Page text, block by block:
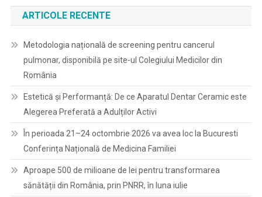
ARTICOLE RECENTE
Metodologia națională de screening pentru cancerul
pulmonar, disponibilă pe site-ul Colegiului Medicilor din
România
Estetică și Performanță: De ce Aparatul Dentar Ceramic este
Alegerea Preferată a Adulților Activi
În perioada 21–24 octombrie 2026 va avea loc la Bucuresti
Conferința Națională de Medicina Familiei
Aproape 500 de milioane de lei pentru transformarea
sănătății din România, prin PNRR, în luna iulie